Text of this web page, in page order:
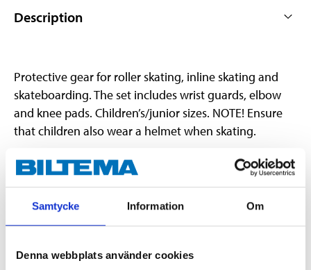
Samtycke Information Om
Denna webbplats använder cookies
Description
Protective gear for roller skating, inline skating and
skateboarding. The set includes wrist guards, elbow
and knee pads. Children’s/junior sizes. NOTE! Ensure
that children also wear a helmet when skating.
Technical specifications
Size L